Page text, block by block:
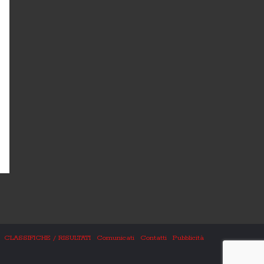
CLASSIFICHE / RISULTATI Comunicati Contatti Pubblicità